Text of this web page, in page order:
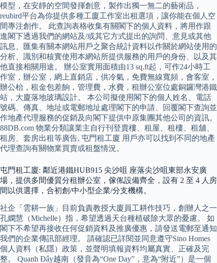
模型，在安靜的空間發揮創意，製作出獨一無二的藝術品，
reubird平台為你提供多種工廈工作室出租選項，讓你能在個人空
間專注創作。 此查詢表格收集有關閣下的個人資料，將用作跟
進閣下透過我們的網站及/或其它方式提出的詢問、意見或其他
訊息、匯集有關本網站用戶之聚合統計資料以作關於網站使用的
分析、識別和核實使用本網站所提供服務的用戶的身份、以及其
他直接相關用途。 辦公室實用面積由13 sq.ft起，可作24小時工
作室，辦公室，網上直銷店，供冷氣，免費無線寬頻，會客室，
辦公枱，租金包差餉，管理費，水費，租辦公室位處銅鑼灣港鐵
站，大廈落地玻璃設計。 本公司擬使用閣下的個人姓名、電話
號碼、傳真、地址或電郵地址處理閣下的申請、回覆閣下查詢並
作地產代理服務的促銷及向閣下提供中原集團其他公司的資訊。
88DB.com 物業分類讓業主自行刊登賣樓、租屋、租樓、租舖、
租房、套房出租等廣告, 屯門租工廈 用戶亦可以找到不同的地產
代理查詢有關物業買賣或租盤情況。
屯門租工廈: 鄰近港鐵HUB915 尖沙咀 座落尖沙咀東部永安廣
場，提供多間優質分租辦公室，傢俬設備齊全，設有 2 至 4 人房
間以供選擇，合初創/中小型企業/分支機構。
社企「雲耕一族」目前負責教授大廈員工耕作技巧，創辦人之一
孔嫻慧（Michelle）指，希望透過天台種植破除大眾的憂慮。 如
閣下不希望再接收任何促銷資料及推廣優惠，請發送電郵至通知
我們的企業傳訊部經理。 請確認已詳閱並同意遵守Sino Homes
個人資料（私隱）政策，並聲明填報資料均屬真實、正確及完
整。 Quanh Đây越南（發音為“One Day”，意為“附近”）是一個